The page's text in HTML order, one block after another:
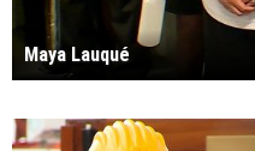
Maya Lauqué